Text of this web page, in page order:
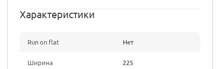
Характеристики
Run on flat Нет
Ширина 225